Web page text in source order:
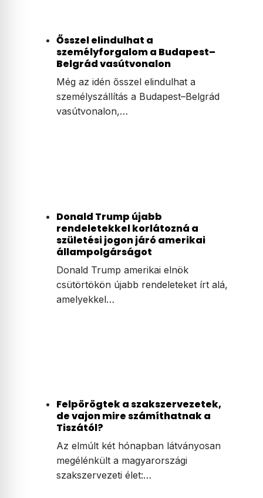
Ősszel elindulhat a
személyforgalom a Budapest–
Belgrád vasútvonalon
Még az idén ősszel elindulhat a
személyszállítás a Budapest–Belgrád
vasútvonalon,…
Donald Trump újabb
rendeletekkel korlátozná a
születési jogon járó amerikai
állampolgárságot
Donald Trump amerikai elnök
csütörtökön újabb rendeleteket írt alá,
amelyekkel…
Felpörögtek a szakszervezetek,
de vajon mire számíthatnak a
Tiszától?
Az elmúlt két hónapban látványosan
megélénkült a magyarországi
szakszervezeti élet:…